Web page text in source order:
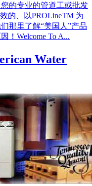
的专业的管道工或批发
的、以PROLineTM 为
那里了解“美国人”产品
！Welcome To A...
Water